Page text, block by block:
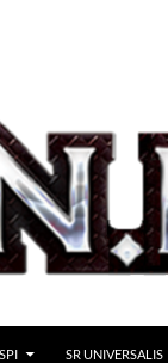
SR UNIVERSALIS